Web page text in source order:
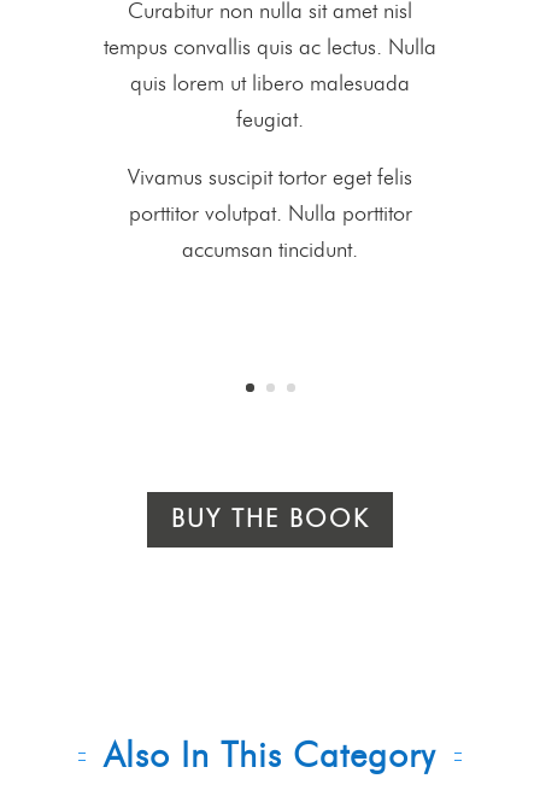
Curabitur non nulla sit amet nisl
tempus convallis quis ac lectus. Nulla
quis lorem ut libero malesuada
feugiat.
Vivamus suscipit tortor eget felis
porttitor volutpat. Nulla porttitor
accumsan tincidunt.
BUY THE BOOK
Also In This Category